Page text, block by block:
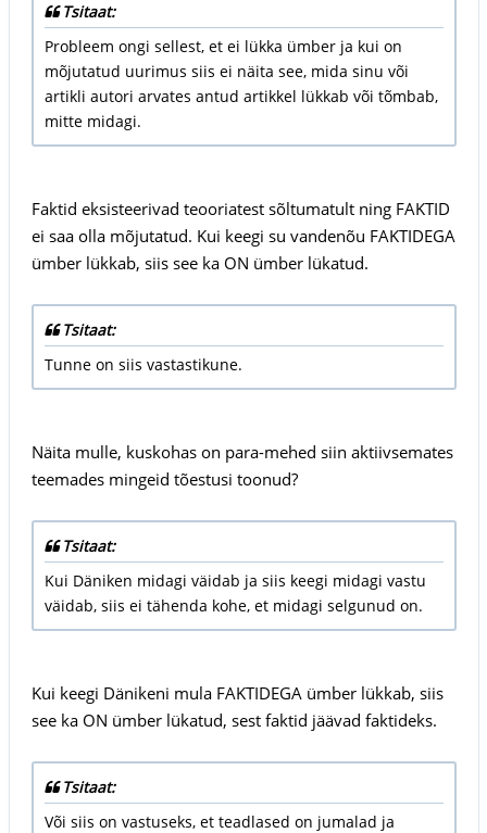
Tsitaat:
Probleem ongi sellest, et ei lükka ümber ja kui on
mõjutatud uurimus siis ei näita see, mida sinu või
artikli autori arvates antud artikkel lükkab või tõmbab,
mitte midagi.
Faktid eksisteerivad teooriatest sõltumatult ning FAKTID
ei saa olla mõjutatud. Kui keegi su vandenõu FAKTIDEGA
ümber lükkab, siis see ka ON ümber lükatud.
Tsitaat:
Tunne on siis vastastikune.
Näita mulle, kuskohas on para-mehed siin aktiivsemates
teemades mingeid tõestusi toonud?
Tsitaat:
Kui Däniken midagi väidab ja siis keegi midagi vastu
väidab, siis ei tähenda kohe, et midagi selgunud on.
Kui keegi Dänikeni mula FAKTIDEGA ümber lükkab, siis
see ka ON ümber lükatud, sest faktid jäävad faktideks.
Tsitaat:
Või siis on vastuseks, et teadlased on jumalad ja